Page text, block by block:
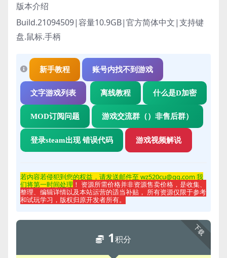
版本介绍
Build.21094509|容量10.9GB|官方简体中文|支持键
盘.鼠标.手柄
新手教程 账号内找不到游戏
文字游戏列表 离线教程 什么是D加密
MOD订阅问题 游戏交流群（）非售后群）
登录steam出现 错误代码 游戏视频解说
若内容若侵犯到您的权益，请发送邮件至 wz520cu@qq.com 我
们将第一时间处理 ！ 资源所需价格并非资源售卖价格，是收集、
整理、编辑详情以及本站运营的适当补贴， 所有资源仅限于参考
和试玩学习，版权归原开发者所有。
下载
1积分